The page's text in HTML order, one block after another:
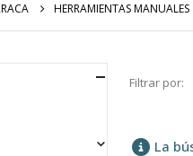
HERRAMIENTAS MANUALES
Filtrar por:
La